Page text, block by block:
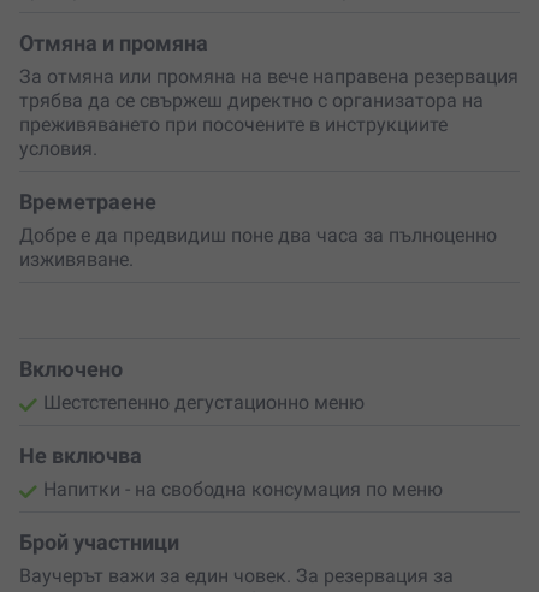
Важно е да знаеш, че менюто не предлага
вегетариански вариант. Ако имаш хранителни алергии
или непоносимости, добре е предварително да се
информираш за съдържанието на алергените в
ястията. Така ще си гарантираш напълно безгрижна и
приятна вечер.
Това е преживяване, което създава спомени – не
просто вечеря, а изискан
който ще остави следа в сърцето ти. Сподели го с
любимия човек или зарадвай някого, който
Отмяна и промяна
За отмяна или промяна на вече направена резервация
трябва да се свържеш директно с организатора на
преживяването при посочените в инструкциите
условия.
Времетраене
Добре е да предвидиш поне два часа за пълноценно
изживяване.
Включено
Шестстепенно дегустационно меню
Не включва
Напитки - на свободна консумация по меню
Брой участници
Ваучерът важи за един човек. За резервация за